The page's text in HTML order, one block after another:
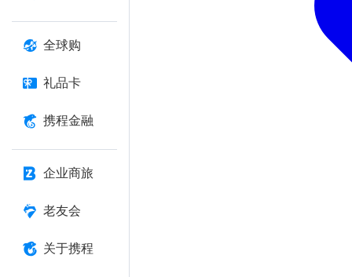
全球购
礼品卡
携程金融
企业商旅
老友会
关于携程